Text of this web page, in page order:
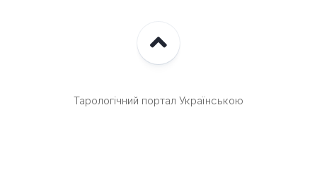
Тарологічний портал Українською